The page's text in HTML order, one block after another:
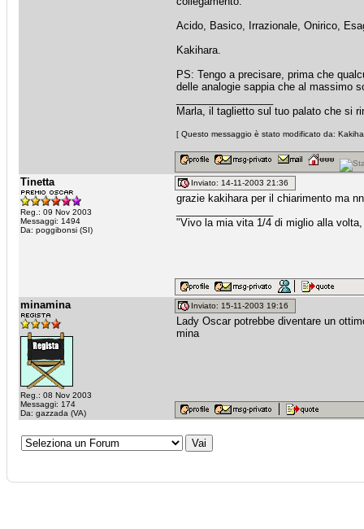
Acido, Basico, Irrazionale, Onirico,
Kakihara.
PS: Tengo a precisare, prima che
delle analogie sappia che al massimo
Marla, il taglietto sul tuo palato che si
[ Questo messaggio è stato modificato da:
Tinetta
Reg.: 09 Nov 2003
Messaggi: 1494
Da: poggibonsi (SI)
Inviato: 14-11-2003 21:36
grazie kakihara per il chiarimento ma
"Vivo la mia vita 1/4 di miglio alla
minamina
Reg.: 08 Nov 2003
Messaggi: 174
Da: gazzada (VA)
Inviato: 15-11-2003 19:16
Lady Oscar potrebbe diventare un
mina